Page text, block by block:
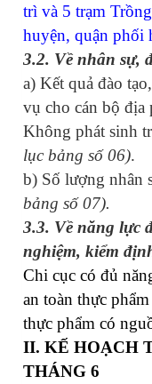
trì và 5 trạm
huyện, quận phối
3.2. Về nhân sự,
a) Kết quả đào
vụ cho cán bộ địa
Không phát sinh
lục bảng số 06).
b) Số lượng nhân
bảng số 07).
3.3. Về năng lực
nghiệm, kiểm
Chi cục có đủ
an toàn thực
thực phẩm có
II. KẾ HOẠCH
THÁNG 6